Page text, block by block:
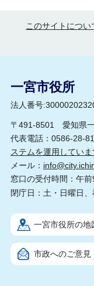
このサイトについ
一宮市役所
法人番号
〒491-8501 愛知県
代表電話：0586-28-
ステムを運用していま
メール：
窓口の受付時間：午
閉庁日：土・日曜日
一宮市役所の地
市政へのご意見